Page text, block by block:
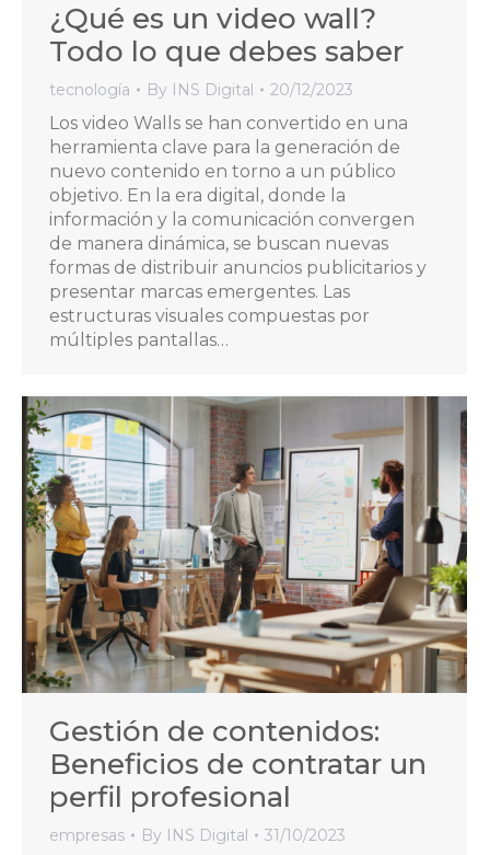
¿Qué es un video wall?
Todo lo que debes saber
tecnología By INS Digital 20/12/2023
Los video Walls se han convertido en una
herramienta clave para la generación de
nuevo contenido en torno a un público
objetivo. En la era digital, donde la
información y la comunicación convergen
de manera dinámica, se buscan nuevas
formas de distribuir anuncios publicitarios y
presentar marcas emergentes. Las
estructuras visuales compuestas por
múltiples pantallas…
Gestión de contenidos:
Beneficios de contratar un
perfil profesional
empresas By INS Digital 31/10/2023